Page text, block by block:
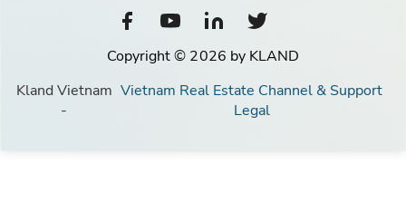
Copyright © 2026 by KLAND
Kland Vietnam
-
Vietnam Real Estate Channel & Support
Legal